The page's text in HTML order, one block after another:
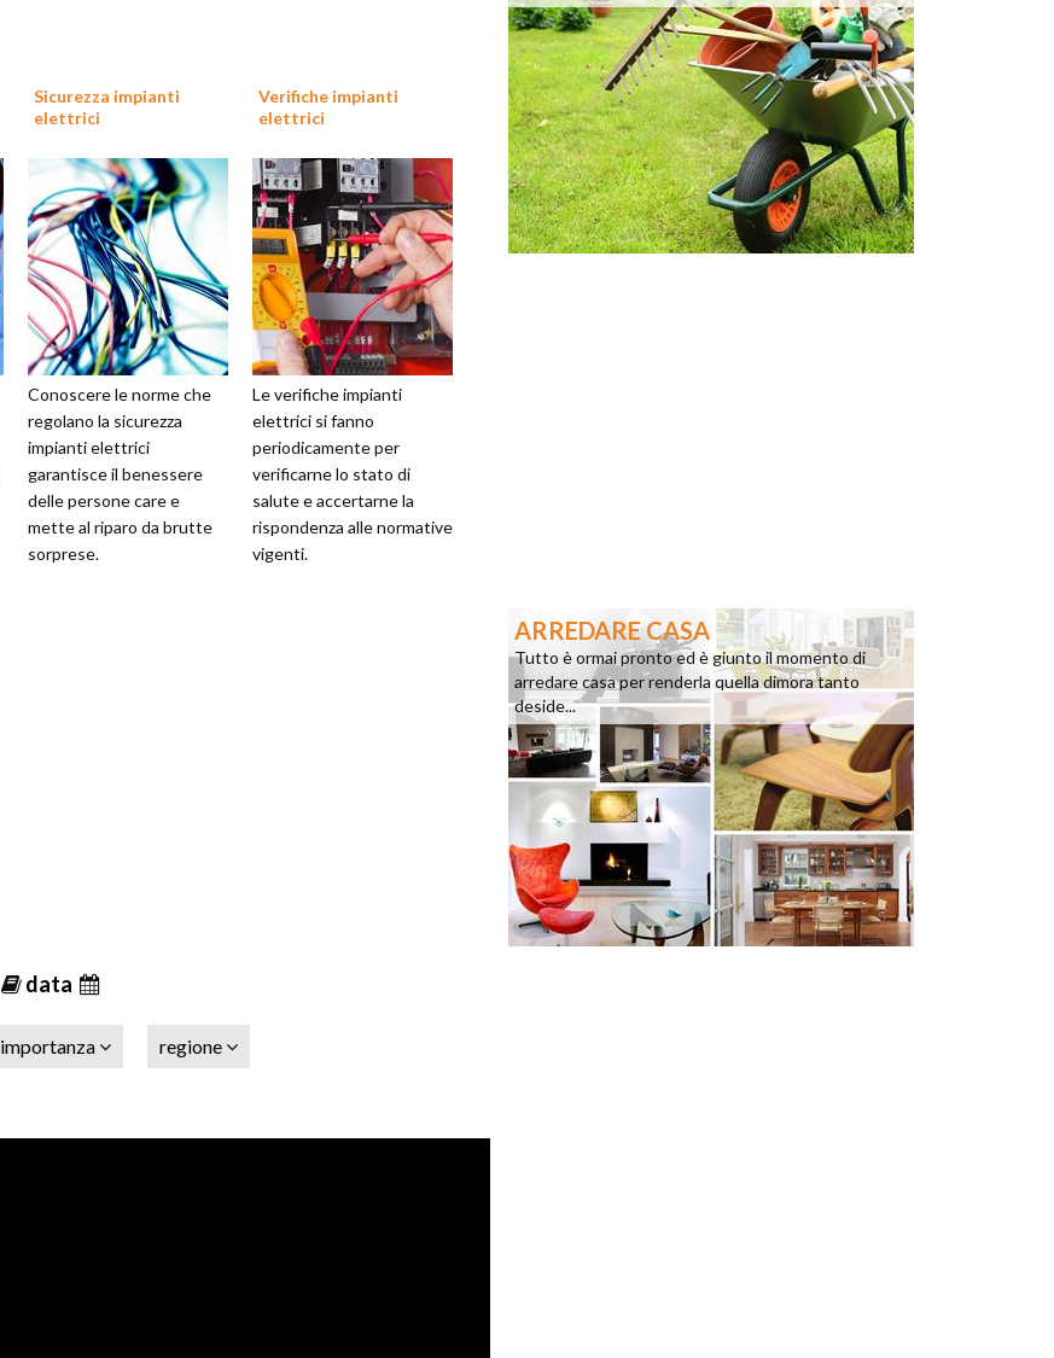
Sicurezza impianti
elettrici
Conoscere le norme che
regolano la sicurezza
impianti elettrici
garantisce il benessere
delle persone care e
mette al riparo da brutte
sorprese.
Verifiche impianti
elettrici
Le verifiche impianti
elettrici si fanno
periodicamente per
verificarne lo stato di
salute e accertarne la
rispondenza alle normative
vigenti.
data
importanza regione
ARREDARE CASA
Tutto è ormai pronto ed è giunto il momento di
arredare casa per renderla quella dimora tanto
deside...